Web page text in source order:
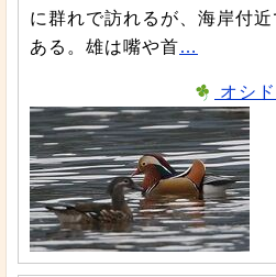
に群れで訪れるが、海岸付
ある。雄は嘴や首…
オシ